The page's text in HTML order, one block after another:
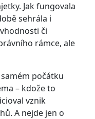
Jak fungovala
sehrála i
či
rámce, ale
počátku
– kdože to
vznik
A nejde jen o